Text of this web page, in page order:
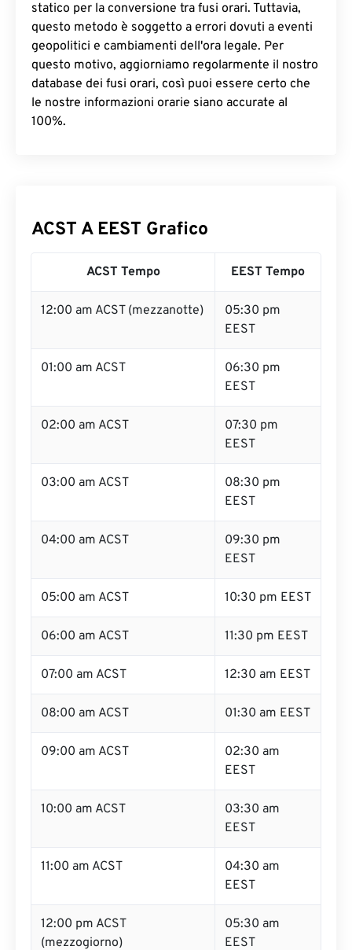
statico per la conversione tra fusi orari. Tuttavia,
questo metodo è soggetto a errori dovuti a eventi
geopolitici e cambiamenti dell'ora legale. Per
questo motivo, aggiorniamo regolarmente il nostro
database dei fusi orari, così puoi essere certo che
le nostre informazioni orarie siano accurate al
100%.
ACST A EEST Grafico
ACST Tempo EEST Tempo
12:00 am ACST (mezzanotte)
05:30 pm
EEST
01:00 am ACST
06:30 pm
EEST
02:00 am ACST
07:30 pm
EEST
03:00 am ACST
08:30 pm
EEST
04:00 am ACST
09:30 pm
EEST
05:00 am ACST 10:30 pm EEST
06:00 am ACST 11:30 pm EEST
07:00 am ACST 12:30 am EEST
08:00 am ACST 01:30 am EEST
09:00 am ACST
02:30 am
EEST
10:00 am ACST
03:30 am
EEST
11:00 am ACST
04:30 am
EEST
12:00 pm ACST
(mezzogiorno)
05:30 am
EEST